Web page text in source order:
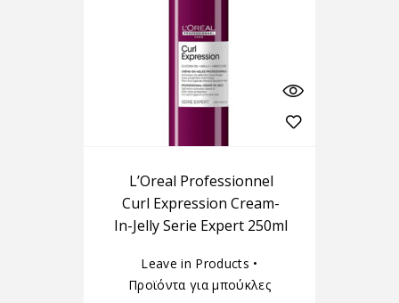
L’Oreal Professionnel
Curl Expression Cream-
In-Jelly Serie Expert 250ml
Leave in Products •
Προϊόντα για μπούκλες